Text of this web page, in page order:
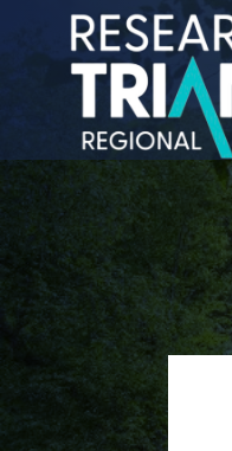
跳至内容